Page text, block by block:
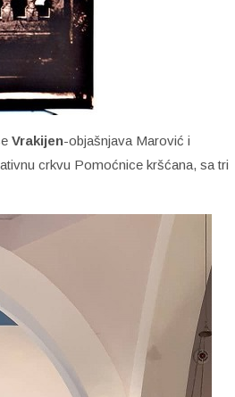
Vrakijen-objašnjava Marović i
crkvu Pomoćnice kršćana, sa tri